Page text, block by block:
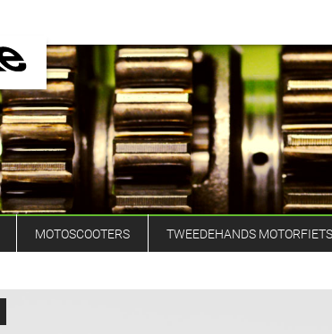
MOTOSCOOTERS TWEEDEHANDS